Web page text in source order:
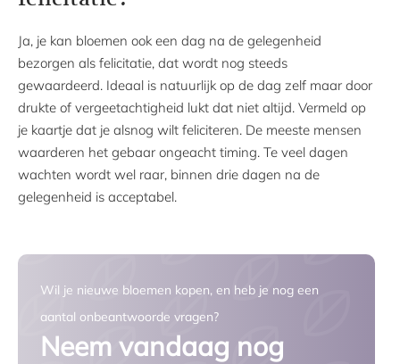
Ja, je kan bloemen ook een dag na de gelegenheid
bezorgen als felicitatie, dat wordt nog steeds
gewaardeerd. Ideaal is natuurlijk op de dag zelf maar door
drukte of vergeetachtigheid lukt dat niet altijd. Vermeld op
je kaartje dat je alsnog wilt feliciteren. De meeste mensen
waarderen het gebaar ongeacht timing. Te veel dagen
wachten wordt wel raar, binnen drie dagen na de
gelegenheid is acceptabel.
Wil je nieuwe bloemen kopen, en heb je nog een
aantal onbeantwoorde vragen?
Neem vandaag nog